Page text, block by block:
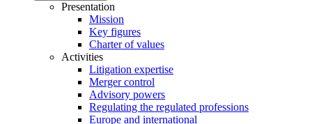
Presentation
Mission
Key figures
Charter of values
Activities
Litigation expertise
Merger control
Advisory powers
Regulating the regulated professions
Europe and international